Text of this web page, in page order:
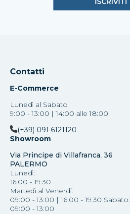
Contatti
E-Commerce
Lunedì al Sabato
9:00 - 13:00 | 14:00 alle 18:00.
(+39) 091 6121120
Showroom
Via Principe di Villafranca, 36
PALERMO
Lunedì:
16:00 - 19:30
Martedì al Venerdi:
09:00 - 13:00 | 16:00 - 19:30 Sabato:
09:00 - 13:00